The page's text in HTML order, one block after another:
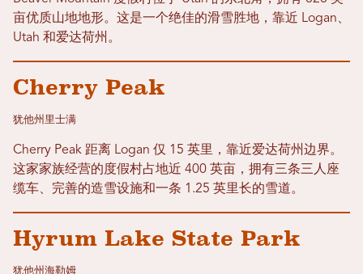
亩优质山地地形。这是一个绝佳的滑雪胜地，靠近 Logan、
Utah 和爱达荷州。
Cherry Peak
犹他州里士满
Cherry Peak 距离 Logan 仅 15 英里，靠近爱达荷州边界。
这家家族经营的度假村占地近 400 英亩，拥有三条三人座
缆车、完善的造雪设施和一条 1.25 英里长的雪道。
Hyrum Lake State Park
犹他州海勒姆